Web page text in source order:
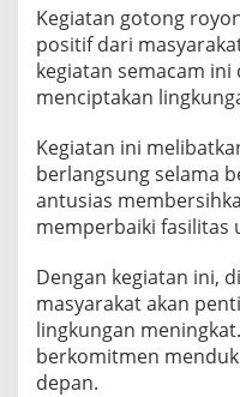
l
n
d
i
e
i
S
e
d
n
g
Kegiatan gotong
positif dari
kegiatan semacam
menciptakan
Kegiatan ini
berlangsung selama
antusias
memperbaiki fasilitas
Dengan kegiatan ini,
masyarakat akan
lingkungan
berkomitmen
depan.